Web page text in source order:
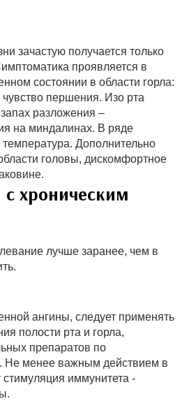
зачастую получается только
проявляется в
состоянии в области горла:
першения. Изо рта
разложения –
на миндалинах. В ряде
Дополнительно
головы, дискомфортное
с хроническим
лучше заранее, чем в
ангины, следует применять
полости рта и горла,
препаратов по
Не менее важным действием в
стимуляция иммунитета -